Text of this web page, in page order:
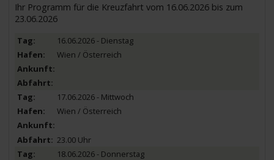
Ihr Programm für die Kreuzfahrt vom 16.06.2026 bis zum
23.06.2026
16.06.2026 - Dienstag
Wien / Österreich
17.06.2026 - Mittwoch
Wien / Österreich
23.00 Uhr
18.06.2026 - Donnerstag